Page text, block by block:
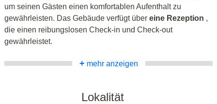
um seinen Gästen einen komfortablen Aufenthalt zu
gewährleisten. Das Gebäude verfügt über eine Rezeption ,
die einen reibungslosen Check-in und Check-out
gewährleistet.
+ mehr anzeigen
Lokalität